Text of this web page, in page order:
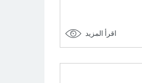
اقرأ المزيد